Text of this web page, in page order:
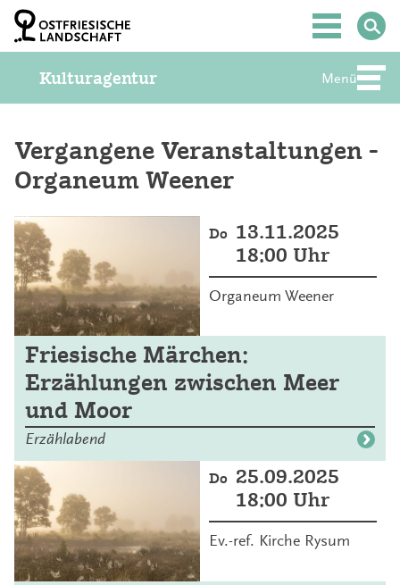
a
Hauptmenü
Kulturagentur Menü
Vergangene Veranstaltungen -
Organeum Weener
Do 13.11.2025
18:00 Uhr
Organeum Weener
Friesische Märchen:
Erzählungen zwischen Meer
und Moor
Erzählabend
Do 25.09.2025
18:00 Uhr
Ev.-ref. Kirche Rysum